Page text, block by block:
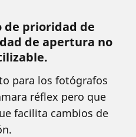
de prioridad de
de apertura no
para los fotógrafos
réflex pero que
facilita cambios de